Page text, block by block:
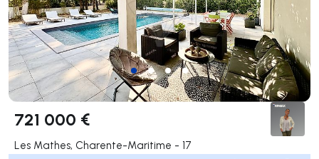
721 000 €
Les Mathes, Charente-Maritime - 17